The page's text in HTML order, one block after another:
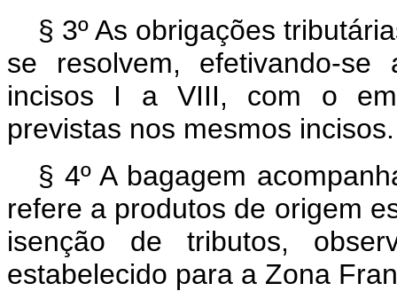
§ 3º As obrigações
se resolvem, efetivando-
incisos I a VIII, com o
previstas nos mesmos incisos.
§ 4º A bagagem
refere a produtos de origem
isenção de tributos,
estabelecido para a Zona